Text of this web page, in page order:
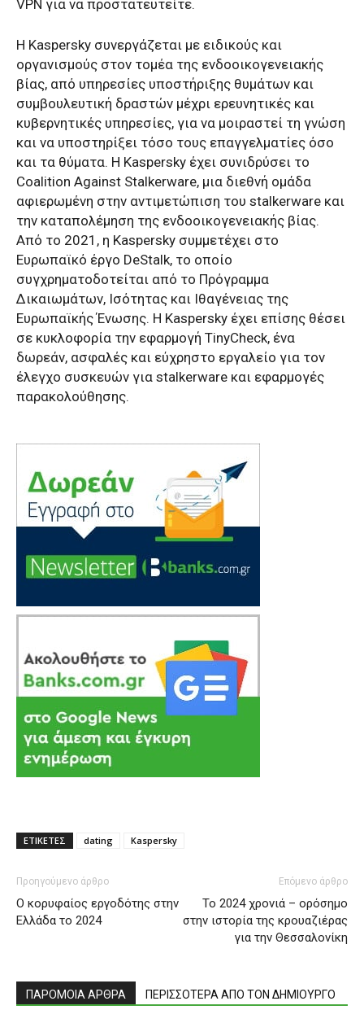
VPN για να προστατευτείτε.
Η Kaspersky συνεργάζεται με ειδικούς και
οργανισμούς στον τομέα της ενδοοικογενειακής
βίας, από υπηρεσίες υποστήριξης θυμάτων και
συμβουλευτική δραστών μέχρι ερευνητικές και
κυβερνητικές υπηρεσίες, για να μοιραστεί τη γνώση
και να υποστηρίξει τόσο τους επαγγελματίες όσο
και τα θύματα. Η Kaspersky έχει συνιδρύσει το
Coalition Against Stalkerware, μια διεθνή ομάδα
αφιερωμένη στην αντιμετώπιση του stalkerware και
την καταπολέμηση της ενδοοικογενειακής βίας.
Από το 2021, η Kaspersky συμμετέχει στο
Ευρωπαϊκό έργο DeStalk, το οποίο
συγχρηματοδοτείται από το Πρόγραμμα
Δικαιωμάτων, Ισότητας και Ιθαγένειας της
Ευρωπαϊκής Ένωσης. Η Kaspersky έχει επίσης θέσει
σε κυκλοφορία την εφαρμογή TinyCheck, ένα
δωρεάν, ασφαλές και εύχρηστο εργαλείο για τον
έλεγχο συσκευών για stalkerware και εφαρμογές
παρακολούθησης.
ΕΤΙΚΕΤΕΣ dating Kaspersky
Προηγούμενο άρθρο
O κορυφαίος εργοδότης στην
Ελλάδα το 2024
Επόμενο άρθρο
Το 2024 χρονιά – ορόσημο
στην ιστορία της κρουαζιέρας
για την Θεσσαλονίκη
ΠΑΡΟΜΟΙΑ ΑΡΘΡΑ ΠΕΡΙΣΣΟΤΕΡΑ ΑΠΟ ΤΟΝ ΔΗΜΙΟΥΡΓΟ